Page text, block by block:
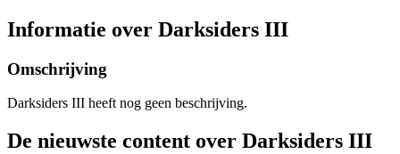
Informatie over Darksiders III
Omschrijving
Darksiders III heeft nog geen beschrijving.
De nieuwste content over Darksiders III